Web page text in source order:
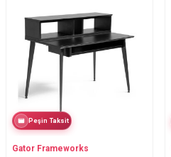
Peşin Taksit
Gator Frameworks